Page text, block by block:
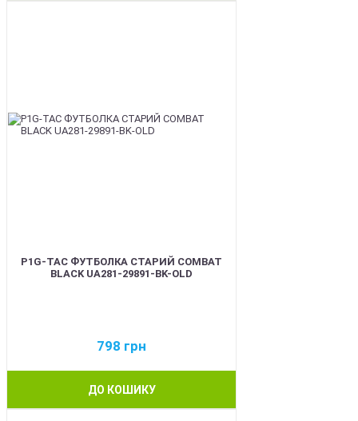
P1G-TAC ФУТБОЛКА СТАРИЙ COMBAT
BLACK UA281-29891-BK-OLD
798 грн
ДО КОШИКУ